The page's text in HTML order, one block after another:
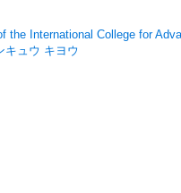
the International College for
キュウ キヨウ